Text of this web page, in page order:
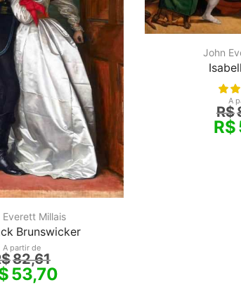
Everett Millais
Brunswicker
A partir de
82,61
53,70
John
A
R$
R$